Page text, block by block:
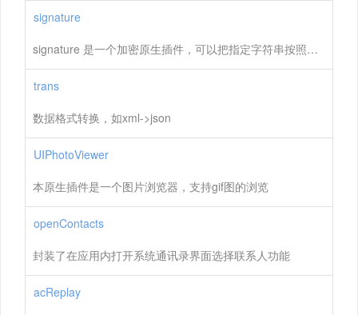
signature
signature 是一个加密原生插件，可以把指定字符串按照 MD5、AES、BASE64、sha1方式加密
trans
数据格式转换，如xml->json
UIPhotoViewer
本原生插件是一个图片浏览器，支持gif图的浏览
openContacts
封装了在应用内打开系统通讯录界面选择联系人功能
acReplay